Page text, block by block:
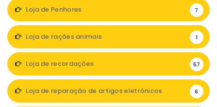
Loja de Penhores 7
Loja de rações animais 1
Loja de recordações 57
Loja de reparação de artigos eletrónicos 6